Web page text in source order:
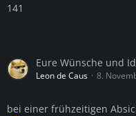
141
Eure Wünsche und
Leon de Caus 8.
bei einer frühzeitigen